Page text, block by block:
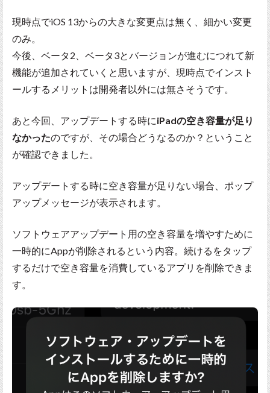
現時点でiOS 13からの大きな変更点は無く、細かい変更
のみ。
今後、ベータ2、ベータ3とバージョンが進むにつれて新
機能が追加されていくと思いますが、現時点でインスト
ールするメリットは開発者以外には無さそうです。
あと今回、アップデートする時にiPadの空き容量が足り
なかったのですが、その場合どうなるのか？ということ
が確認できました。
アップデートする時に空き容量が足りない場合、ポップ
アップメッセージが表示されます。
ソフトウェアアップデート用の空き容量を増やすために
一時的にAppが削除されるという内容。続けるをタップ
するだけで空き容量を消費しているアプリを削除できま
す。